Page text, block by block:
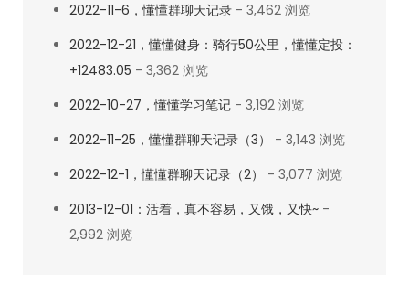
2022-11-6，懂懂群聊天记录 - 3,462 浏览
2022-12-21，懂懂健身：骑行50公里，懂懂定投：
+12483.05 - 3,362 浏览
2022-10-27，懂懂学习笔记 - 3,192 浏览
2022-11-25，懂懂群聊天记录（3）
- 3,143 浏览
2022-12-1，懂懂群聊天记录（2）
- 3,077 浏览
2013-12-01：活着，真不容易，又饿，又快~ -
2,992 浏览